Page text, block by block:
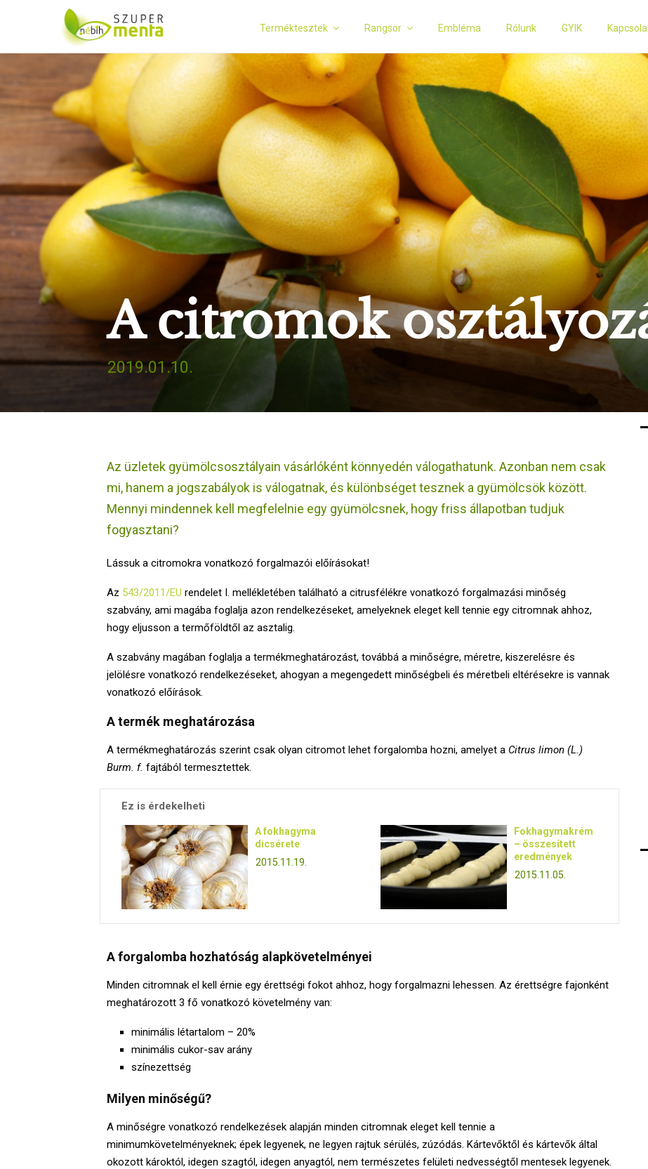
Terméktesztek Rangsor Embléma Rólunk GYIK
A citromok
2019.01.10.
Az üzletek gyümölcsosztályain vásárlóként könnyedén válogathatunk. Azonban nem csak
mi, hanem a jogszabályok is válogatnak, és különbséget tesznek a gyümölcsök között.
Mennyi mindennek kell megfelelnie egy gyümölcsnek, hogy friss állapotban tudjuk
fogyasztani?
Lássuk a citromokra vonatkozó forgalmazói előírásokat!
Az 543/2011/EU rendelet I. mellékletében található a citrusfélékre vonatkozó forgalmazási minőség
szabvány, ami magába foglalja azon rendelkezéseket, amelyeknek eleget kell tennie egy citromnak ahhoz,
hogy eljusson a termőföldtől az asztalig.
A szabvány magában foglalja a termékmeghatározást, továbbá a minőségre, méretre, kiszerelésre és
jelölésre vonatkozó rendelkezéseket, ahogyan a megengedett minőségbeli és méretbeli eltérésekre is vannak
vonatkozó előírások.
A termék meghatározása
A termékmeghatározás szerint csak olyan citromot lehet forgalomba hozni, amelyet a Citrus limon (L.)
Burm. f. fajtából termesztettek.
Ez is érdekelheti
A fokhagyma
dicsérete
2015.11.19.
Fokhagymakrém
– összesített
eredmények
2015.11.05.
A forgalomba hozhatóság alapkövetelményei
Minden citromnak el kell érnie egy érettségi fokot ahhoz, hogy forgalmazni lehessen. Az érettségre fajonként
meghatározott 3 fő vonatkozó követelmény van:
minimális létartalom – 20%
minimális cukor-sav arány
színezettség
Milyen minőségű?
A minőségre vonatkozó rendelkezések alapján minden citromnak eleget kell tennie a
minimumkövetelményeknek; épek legyenek, ne legyen rajtuk sérülés, zúzódás. Kártevőktől és kártevők által
okozott károktól, idegen szagtól, idegen anyagtól, nem természetes felületi nedvességtől mentesek legyenek.